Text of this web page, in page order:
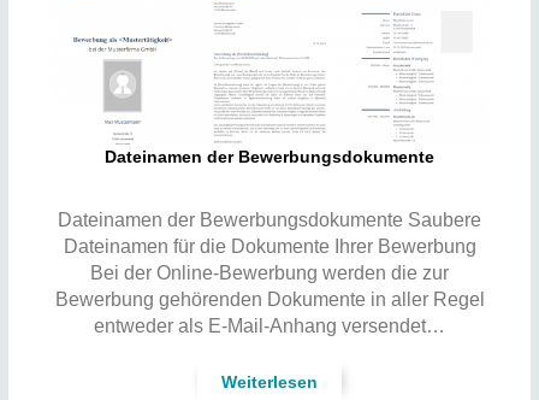
Dateinamen der Bewerbungsdokumente
Dateinamen der Bewerbungsdokumente Saubere
Dateinamen für die Dokumente Ihrer Bewerbung
Bei der Online-Bewerbung werden die zur
Bewerbung gehörenden Dokumente in aller Regel
entweder als E-Mail-Anhang versendet…
Weiterlesen